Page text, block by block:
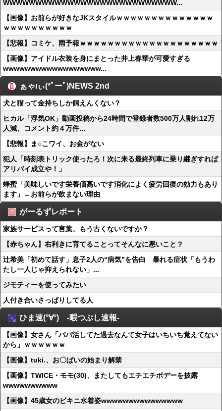
WWWWWWWWWWWWWWWWWWWWWWWWWWW...
【画像】お前らが好きなJKスタイルｗｗｗｗｗｗｗｗｗｗｗｗｗｗ
ｗｗｗｗｗｗｗｗｗｗ
【悲報】コミケ、雨予報ｗｗｗｗｗｗｗｗｗｗｗｗｗｗｗｗｗｗｗｗ
【画像】アイドル衣装を身にまとった井上春華が可愛すぎる
wwwwwwwwwwwwwwwwww...
ぁゃιぃ(*ﾟーﾟ)NEWS 2nd
犬と猫って金持ちしか飼えんくない？
ヒカル「浮気OK」動画投稿から24時間で登録者数500万人割れ12万
人減、コメント約４万件...
【悲報】ま○こワイ、お金がない
犯人「時刻表トリック使ったろ！次に来る最終列車に乗り継ぎすれば
アリバイ成立や！」
蜂蜜「美味しいです栄養価高いです消化によく疲労回復の効力もあり
ます」←お前らが飲まない理由
がーるずレポート
家族サービスって言葉、もう古くないですか？
【赤ちゃん】右利きに育てることってそんなに悪いこと？
辻希美「初めて話す」息子2人の“病気”を告白 暴れる症状「もうわ
たし一人じゃ抑えられない」...
ジモティーを使ってみたい
人付き合いさっぱりしてる人
ひま速(°∀°) -暇つぶし速報-
【画像】女さん「パパ活してた過去なんて女子はいちいち覚えてない
から」ｗｗｗｗｗｗ
【画像】tuki.、お〇ぱいの始まり解禁
【画像】TWICE・モモ(30)、またしてもエチエチボデーを披露
wwwwwwwwww
【画像】45歳女のビキニ水着姿wwwwwwwwwwwwwww